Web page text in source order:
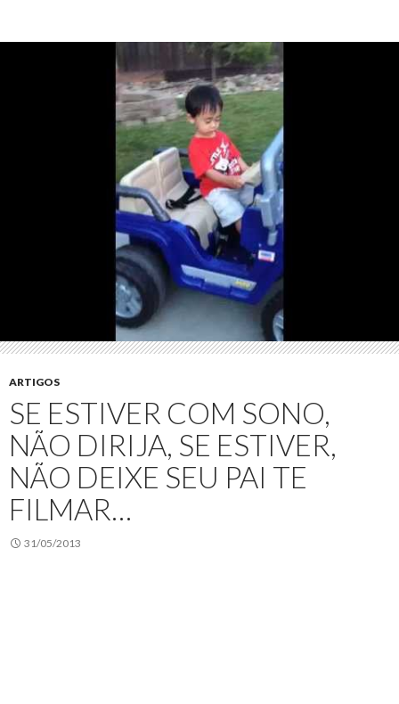
ARTIGOS
SE ESTIVER COM SONO,
NÃO DIRIJA, SE ESTIVER,
NÃO DEIXE SEU PAI TE
FILMAR…
31/05/2013